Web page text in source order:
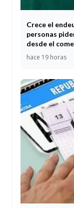
Crece el
personas
desde el
hace 19 horas